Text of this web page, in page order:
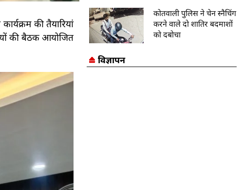
की तैयारियां
की बैठक आयोजित
कोतवाली पुलिस ने चेन स्नैचिंग
करने वाले दो शातिर बदमाशों
को दबोचा
विज्ञापन